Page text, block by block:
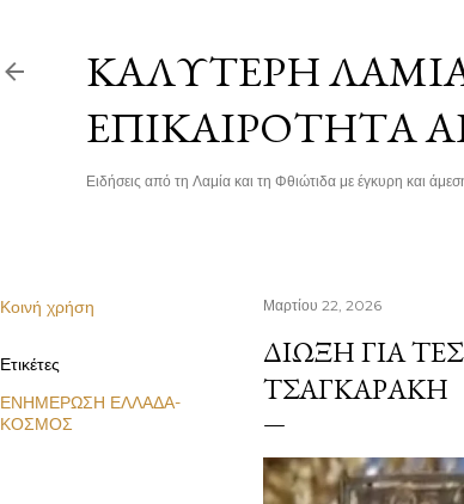
ΚΑΛΎΤΕΡΗ ΛΑΜΊΑ
ΕΠΙΚΑΙΡΌΤΗΤΑ
Ειδήσεις από τη Λαμία και τη Φθιώτιδα με έγκυρη και
Κοινή χρήση
Ετικέτες
ΕΝΗΜΕΡΩΣΗ ΕΛΛΑΔΑ-
ΚΟΣΜΟΣ
Μαρτίου 22, 2026
ΔΊΩΞΗ ΓΙΑ
ΤΣΑΓΚΑΡΆΚΗ